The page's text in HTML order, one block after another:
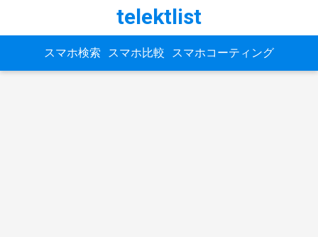
telektlist
スマホ検索 スマホ比較 スマホコーティング